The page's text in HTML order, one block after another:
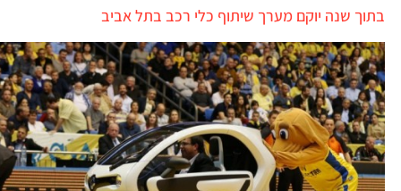
בתוך שנה יוקם מערך שיתוף כלי רכב בתל אביב